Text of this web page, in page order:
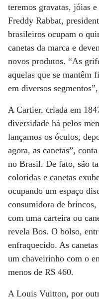
teremos gravatas, jóias
Freddy Rabbat,
brasileiros ocupam o
canetas da marca e
novos produtos. “As
aquelas que se mantêm
em diversos
A Cartier, criada em
diversidade há pelos
lançamos os óculos,
agora, as canetas”,
no Brasil. De fato, são
coloridas e canetas
ocupando um espaço
consumidora de
com uma carteira ou
revela Bos. O bolso,
enfraquecido. As
um chaveirinho com o
menos de R$ 460.
A Louis Vuitton, por